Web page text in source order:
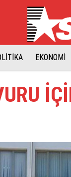
EKONOMİ